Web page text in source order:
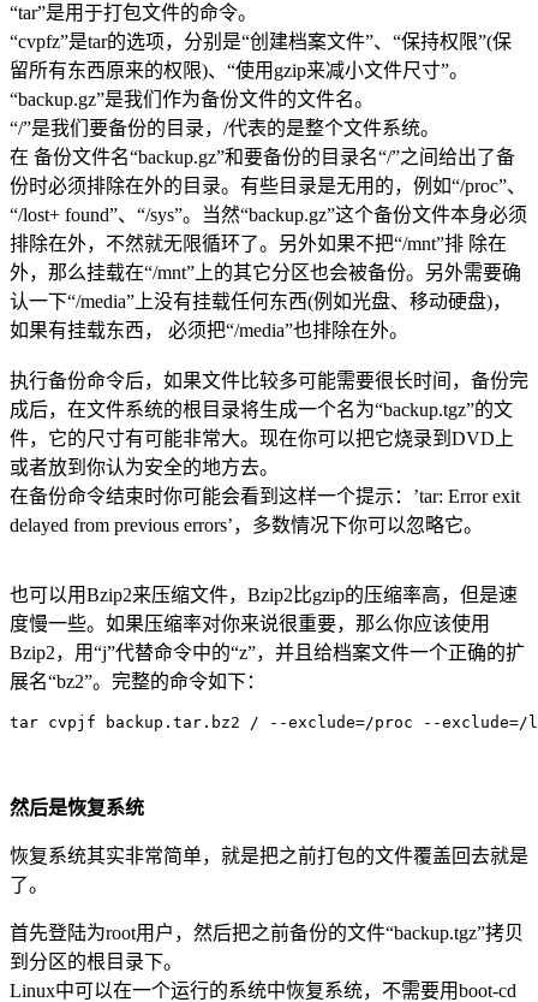
“tar”是用于打包文件的命令。
“cvpfz”是tar的选项，分别是“创建档案文件”、“保持权限”(保
留所有东西原来的权限)、“使用gzip来减小文件尺寸”。
“backup.gz”是我们作为备份文件的文件名。
“/”是我们要备份的目录，/代表的是整个文件系统。
在 备份文件名“backup.gz”和要备份的目录名“/”之间给出了备
份时必须排除在外的目录。有些目录是无用的，例如“/proc”、
“/lost+ found”、“/sys”。当然“backup.gz”这个备份文件本身必须
排除在外，不然就无限循环了。另外如果不把“/mnt”排 除在
外，那么挂载在“/mnt”上的其它分区也会被备份。另外需要确
认一下“/media”上没有挂载任何东西(例如光盘、移动硬盘)，
如果有挂载东西， 必须把“/media”也排除在外。
执行备份命令后，如果文件比较多可能需要很长时间，备份完
成后，在文件系统的根目录将生成一个名为“backup.tgz”的文
件，它的尺寸有可能非常大。现在你可以把它烧录到DVD上
或者放到你认为安全的地方去。
在备份命令结束时你可能会看到这样一个提示：’tar: Error exit
delayed from previous errors’，多数情况下你可以忽略它。
也可以用Bzip2来压缩文件，Bzip2比gzip的压缩率高，但是速
度慢一些。如果压缩率对你来说很重要，那么你应该使用
Bzip2，用“j”代替命令中的“z”，并且给档案文件一个正确的扩
展名“bz2”。完整的命令如下：
tar cvpjf backup.tar.bz2 / --exclude=/proc --exclude=/
然后是恢复系统
恢复系统其实非常简单，就是把之前打包的文件覆盖回去就是
了。
首先登陆为root用户，然后把之前备份的文件“backup.tgz”拷贝
到分区的根目录下。
Linux中可以在一个运行的系统中恢复系统，不需要用boot-cd